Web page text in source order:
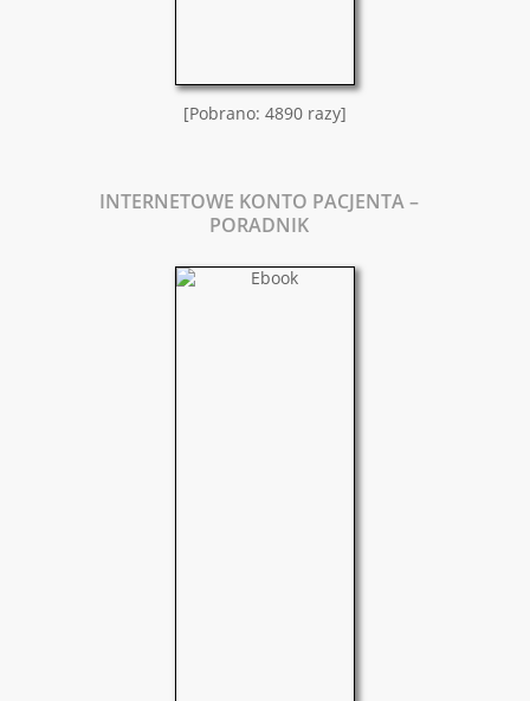
[Pobrano: 4890 razy]
INTERNETOWE KONTO PACJENTA –
PORADNIK